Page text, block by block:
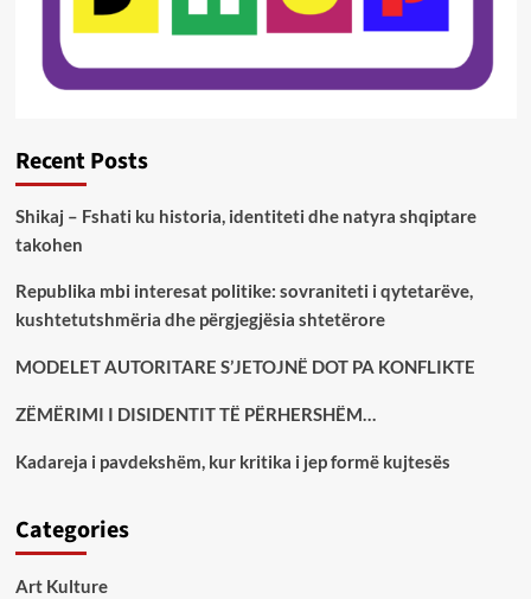
Recent Posts
Shikaj – Fshati ku historia, identiteti dhe natyra shqiptare
takohen
Republika mbi interesat politike: sovraniteti i qytetarëve,
kushtetutshmëria dhe përgjegjësia shtetërore
MODELET AUTORITARE S’JETOJNË DOT PA KONFLIKTE
ZËMËRIMI I DISIDENTIT TË PËRHERSHËM…
Kadareja i pavdekshëm, kur kritika i jep formë kujtesës
Categories
Art Kulture